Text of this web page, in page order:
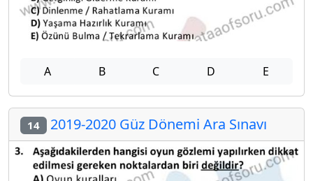
A B C D E
14 2019-2020 Güz Dönemi Ara Sınavı